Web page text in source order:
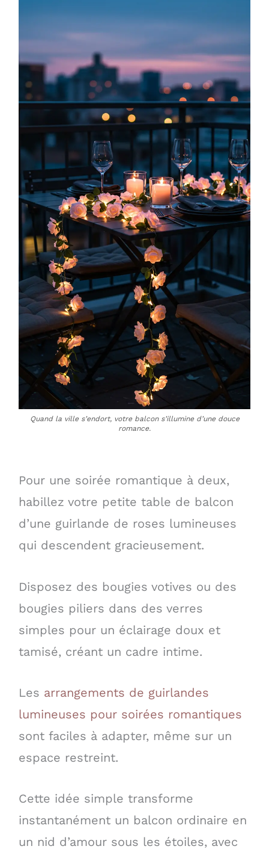
Quand la ville s’endort, votre balcon s’illumine d’une douce
romance.
Pour une soirée romantique à deux,
habillez votre petite table de balcon
d’une guirlande de roses lumineuses
qui descendent gracieusement.
Disposez des bougies votives ou des
bougies piliers dans des verres
simples pour un éclairage doux et
tamisé, créant un cadre intime.
Les arrangements de guirlandes
lumineuses pour soirées romantiques
sont faciles à adapter, même sur un
espace restreint.
Cette idée simple transforme
instantanément un balcon ordinaire en
un nid d’amour sous les étoiles, avec